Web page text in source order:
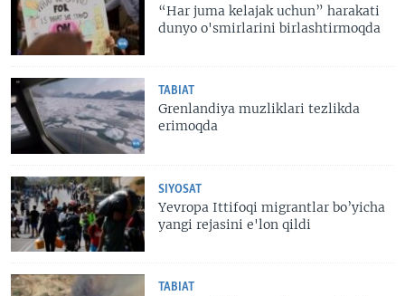
“Har juma kelajak uchun” harakati
dunyo o'smirlarini birlashtirmoqda
TABIAT
Grenlandiya muzliklari tezlikda
erimoqda
SIYOSAT
Yevropa Ittifoqi migrantlar bo’yicha
yangi rejasini e'lon qildi
TABIAT